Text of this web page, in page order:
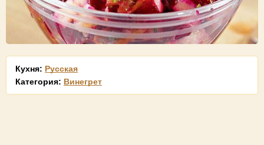
Кухня: Русская
Категория: Винегрет